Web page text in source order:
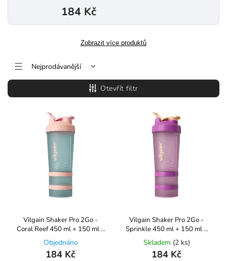
184 Kč
Zobrazit více produktů
Nejprodávanější
Nejlevnější
Nejdražší
Abecedně
Otevřít filtr
Vilgain Shaker Pro 2Go -
Coral Reef 450 ml + 150 ml +
100 ml
Objednáno
184 Kč
Vilgain Shaker Pro 2Go -
Sprinkle 450 ml + 150 ml +
100 ml
Skladem (2 ks)
184 Kč